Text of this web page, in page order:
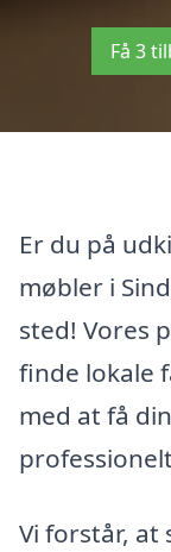
Få 3
Er du på
møbler i
sted! Vores
finde lokale
med at få
Vi forstår,